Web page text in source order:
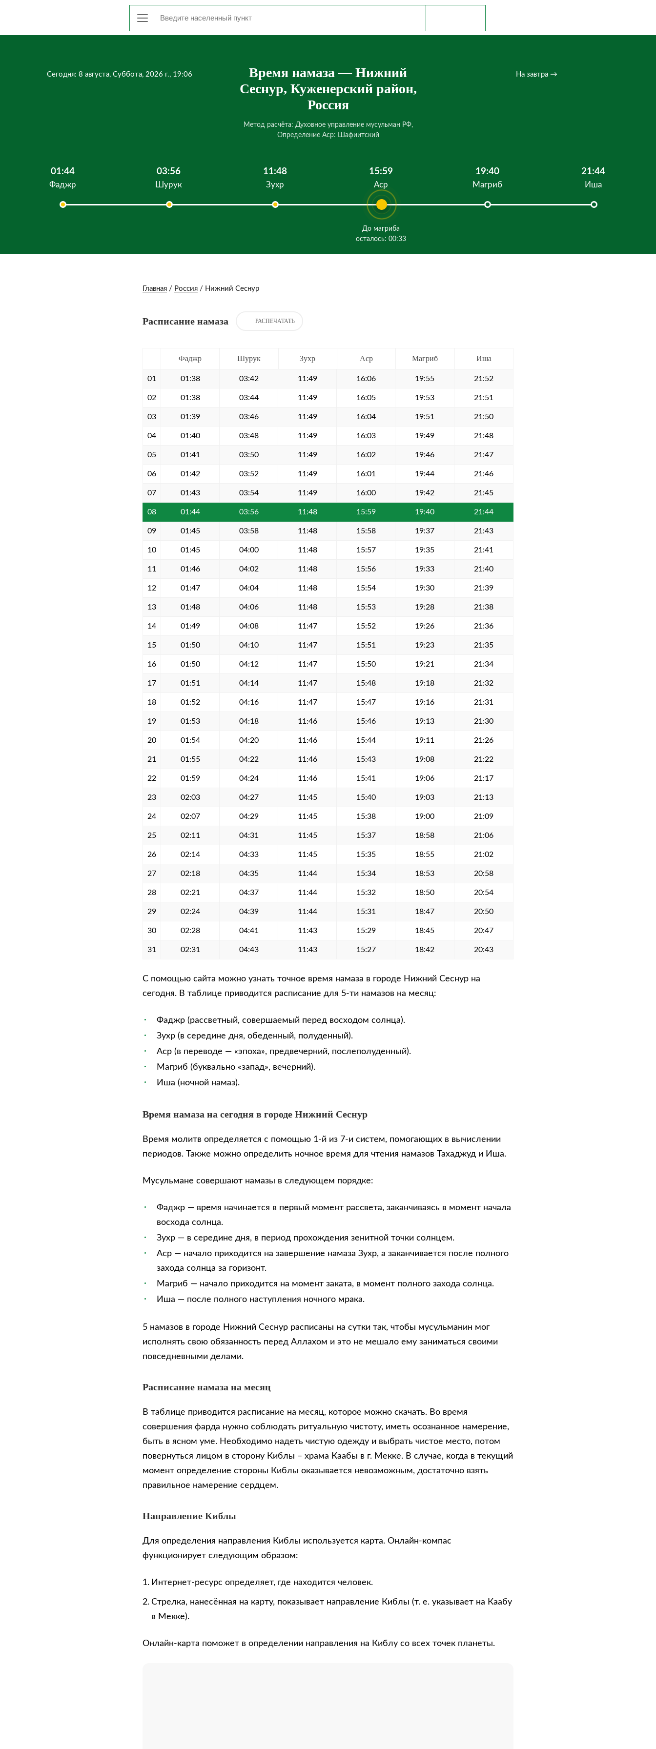
Сегодня: 8 августа, Суббота, 2026 г., 19:06
Время намаза — Нижний
Сеснур, Куженерский район,
Россия
Метод расчёта: Духовное управление мусульман РФ,
Определение Аср: Шафиитский
На завтра →
01:44
Фаджр
03:56
Шурук
11:48
Зухр
15:59
Аср
До магриба
осталось: 00:33
19:40
Магриб
21:44
Иша
Главная / Россия / Нижний Сеснур
Расписание намаза РАСПЕЧАТАТЬ
Фаджр Шурук Зухр Аср Магриб Иша
01 01:38 03:42 11:49 16:06 19:55 21:52
02 01:38 03:44 11:49 16:05 19:53 21:51
03 01:39 03:46 11:49 16:04 19:51 21:50
04 01:40 03:48 11:49 16:03 19:49 21:48
05 01:41 03:50 11:49 16:02 19:46 21:47
06 01:42 03:52 11:49 16:01 19:44 21:46
07 01:43 03:54 11:49 16:00 19:42 21:45
08 01:44 03:56 11:48 15:59 19:40 21:44
09 01:45 03:58 11:48 15:58 19:37 21:43
10 01:45 04:00 11:48 15:57 19:35 21:41
11 01:46 04:02 11:48 15:56 19:33 21:40
12 01:47 04:04 11:48 15:54 19:30 21:39
13 01:48 04:06 11:48 15:53 19:28 21:38
14 01:49 04:08 11:47 15:52 19:26 21:36
15 01:50 04:10 11:47 15:51 19:23 21:35
16 01:50 04:12 11:47 15:50 19:21 21:34
17 01:51 04:14 11:47 15:48 19:18 21:32
18 01:52 04:16 11:47 15:47 19:16 21:31
19 01:53 04:18 11:46 15:46 19:13 21:30
20 01:54 04:20 11:46 15:44 19:11 21:26
21 01:55 04:22 11:46 15:43 19:08 21:22
22 01:59 04:24 11:46 15:41 19:06 21:17
23 02:03 04:27 11:45 15:40 19:03 21:13
24 02:07 04:29 11:45 15:38 19:00 21:09
25 02:11 04:31 11:45 15:37 18:58 21:06
26 02:14 04:33 11:45 15:35 18:55 21:02
27 02:18 04:35 11:44 15:34 18:53 20:58
28 02:21 04:37 11:44 15:32 18:50 20:54
29 02:24 04:39 11:44 15:31 18:47 20:50
30 02:28 04:41 11:43 15:29 18:45 20:47
31 02:31 04:43 11:43 15:27 18:42 20:43
С помощью сайта можно узнать точное время намаза в городе Нижний Сеснур на
сегодня. В таблице приводится расписание для 5-ти намазов на месяц:
Фаджр (рассветный, совершаемый перед восходом солнца).
Зухр (в середине дня, обеденный, полуденный).
Аср (в переводе — «эпоха», предвечерний, послеполуденный).
Магриб (буквально «запад», вечерний).
Иша (ночной намаз).
Время намаза на сегодня в городе Нижний Сеснур
Время молитв определяется с помощью 1-й из 7-и систем, помогающих в вычислении
периодов. Также можно определить ночное время для чтения намазов Тахаджуд и Иша.
Мусульмане совершают намазы в следующем порядке:
Фаджр — время начинается в первый момент рассвета, заканчиваясь в момент начала
восхода солнца.
Зухр — в середине дня, в период прохождения зенитной точки солнцем.
Аср — начало приходится на завершение намаза Зухр, а заканчивается после полного
захода солнца за горизонт.
Магриб — начало приходится на момент заката, в момент полного захода солнца.
Иша — после полного наступления ночного мрака.
5 намазов в городе Нижний Сеснур расписаны на сутки так, чтобы мусульманин мог
исполнять свою обязанность перед Аллахом и это не мешало ему заниматься своими
повседневными делами.
Расписание намаза на месяц
В таблице приводится расписание на месяц, которое можно скачать. Во время
совершения фарда нужно соблюдать ритуальную чистоту, иметь осознанное намерение,
быть в ясном уме. Необходимо надеть чистую одежду и выбрать чистое место, потом
повернуться лицом в сторону Киблы – храма Каабы в г. Мекке. В случае, когда в текущий
момент определение стороны Киблы оказывается невозможным, достаточно взять
правильное намерение сердцем.
Направление Киблы
Для определения направления Киблы используется карта. Онлайн-компас
функционирует следующим образом:
Интернет-ресурс определяет, где находится человек.
Стрелка, нанесённая на карту, показывает направление Киблы (т. е. указывает на Каабу
в Мекке).
Онлайн-карта поможет в определении направления на Киблу со всех точек планеты.